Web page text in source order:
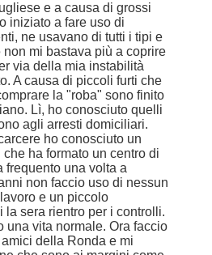
e a causa di grossi
iniziato a fare uso di
ne usavano di tutti i tipi e
mi bastava più a coprire
via della mia instabilità
A causa di piccoli furti che
la "roba" sono finito
Lì, ho conosciuto quelli
agli arresti domiciliari.
ho conosciuto un
ha formato un centro di
frequento una volta a
non faccio uso di nessun
e un piccolo
la sera rientro per i controlli.
una vita normale. Ora faccio
della Ronda e mi